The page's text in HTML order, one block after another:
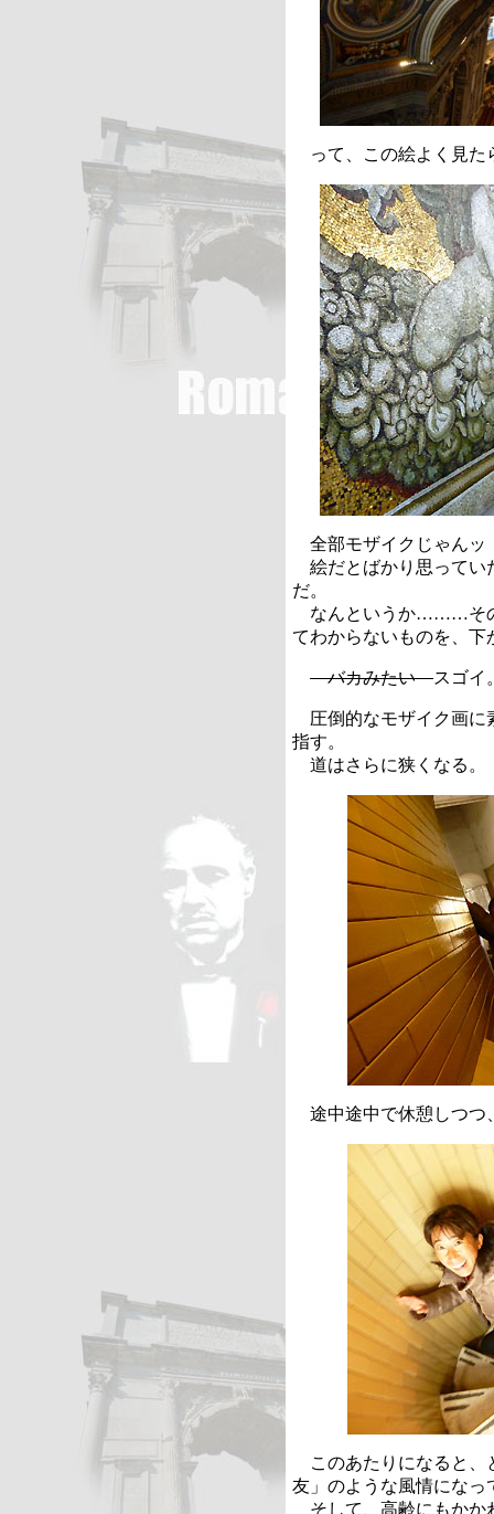
って、この絵よく見
全部モザイクじゃんッ
絵だとばかり思ってい
だ。
なんというか………そ
てわからないものを、
バカみたいスゴイ
圧倒的なモザイク画に
指す。
道はさらに狭くなる。
途中途中で休憩しつつ
このあたりになると、
友」のような風情になっ
そして、高齢にもかか